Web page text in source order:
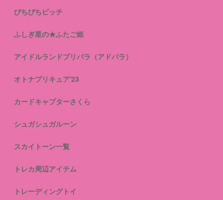
ぴちぴちピッチ
ふしぎ星の★ふたご姫
アイドルランドプリパラ（アドパラ）
オトナプリキュア'23
カードキャプターさくら
シュガシュガルーン
スカイトーン一覧
トレカ周辺アイテム
トレーディングトイ